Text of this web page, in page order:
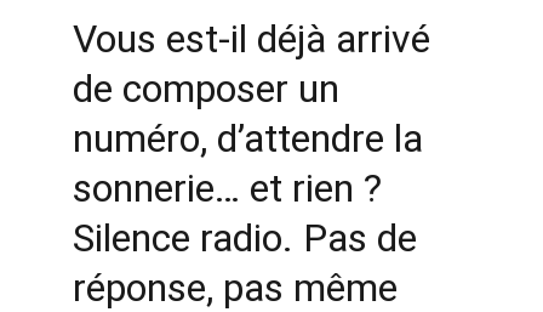
Vous est-il déjà arrivé
de composer un
numéro, d’attendre la
sonnerie… et rien ?
Silence radio. Pas de
réponse, pas même